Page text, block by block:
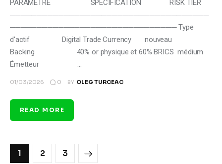
PARAMÈTRE SPÉCIFICATION RISK TIER
─────────────────────────────────────
─────────────────────────────── Type
d'actif Digital Trade Currency nouveau
Backing 40% or physique et 60% BRICS médium
Émetteur …
01/03/2026 0 BY OLEG TURCEAC
READ MORE
1 2 3
>